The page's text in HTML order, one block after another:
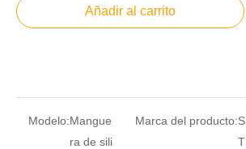
Añadir al carrito
Modelo:Mangue
ra de sili
Marca del producto:S
T